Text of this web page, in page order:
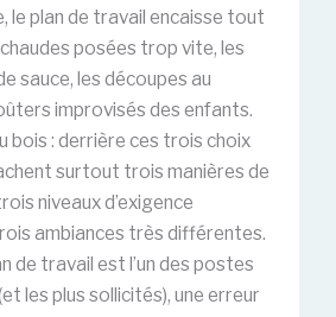
le plan de travail encaisse tout
posées trop vite, les
sauce, les découpes au
improvisés des enfants.
bois : derrière ces trois choix
surtout trois manières de
niveaux d’exigence
ambiances très différentes.
de travail est l’un des postes
les plus sollicités), une erreur